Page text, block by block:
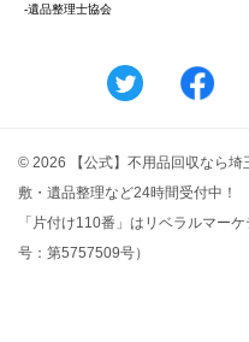
-遺品整理士協会
© 2026 【公式】不用品回収なら埼
敷・遺品整理など24時間受付中！
「片付け110番」はリベラルマー
号：第5757509号）